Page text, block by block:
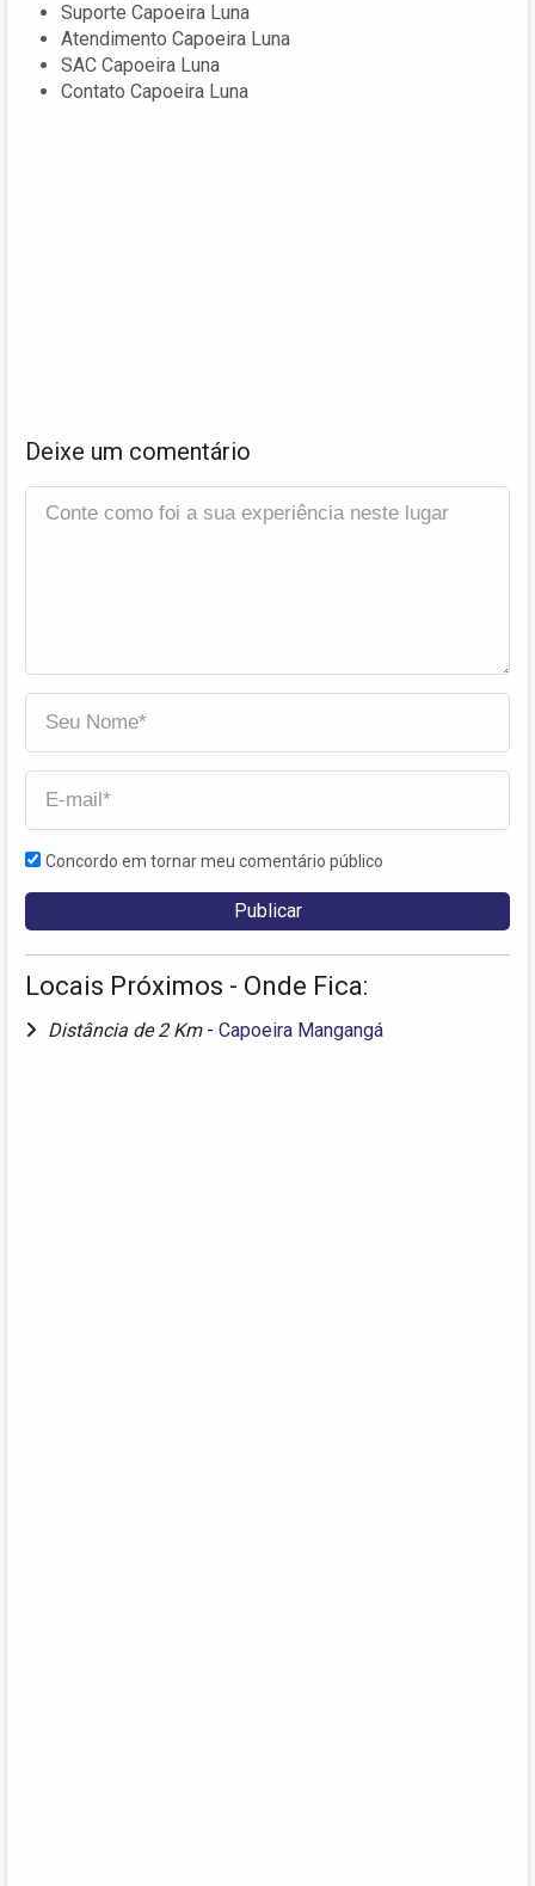
Suporte Capoeira Luna
Atendimento Capoeira Luna
SAC Capoeira Luna
Contato Capoeira Luna
Deixe um comentário
Concordo em tornar meu comentário público
Locais Próximos - Onde Fica:
Distância de 2 Km - Capoeira Mangangá